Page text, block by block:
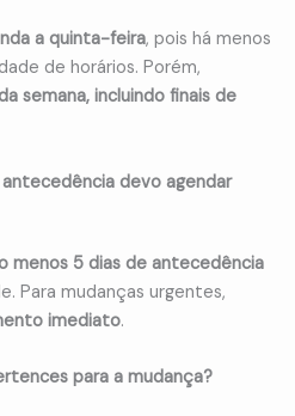
a quinta-feira, pois há menos
de horários. Porém,
semana, incluindo finais de
devo agendar
menos 5 dias de antecedência
Para mudanças urgentes,
imediato.
para a mudança?